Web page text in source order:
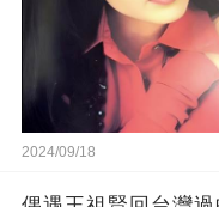
2024/09/18